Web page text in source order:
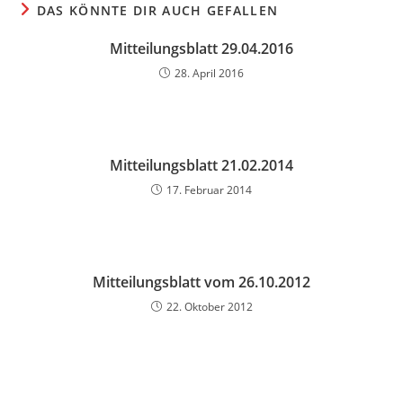
DAS KÖNNTE DIR AUCH GEFALLEN
Mitteilungsblatt 29.04.2016
28. April 2016
Mitteilungsblatt 21.02.2014
17. Februar 2014
Mitteilungsblatt vom 26.10.2012
22. Oktober 2012